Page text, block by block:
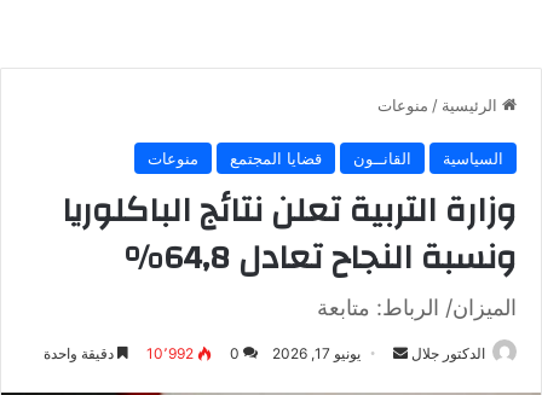
الرئيسية / منوعات
السياسية القانــون قضايا المجتمع منوعات
وزارة التربية تعلن نتائج الباكلوريا
ونسبة النجاح تعادل 64,8%
الميزان/ الرباط: متابعة
الدكتور جلال
أرسل يونيو 17, 2026 0 10٬992 دقيقة واحدة